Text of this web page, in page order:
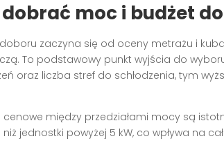
moc i budżet
zaczyna się od oceny metrażu i
To podstawowy punkt wyjścia do
oraz liczba stref do schłodzenia, tym
cenowe między przedziałami mocy są
niż jednostki powyżej 5 kW, co wpływa na